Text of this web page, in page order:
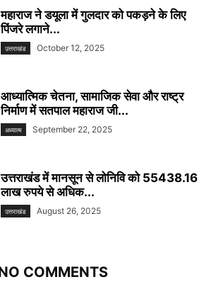
महाराज ने डयूला में गुलदार को पकड़ने के लिए
पिंजरे लगाने...
उत्तराखंड October 12, 2025
आध्यात्मिक चेतना, सामाजिक सेवा और राष्ट्र
निर्माण में सतपाल महाराज जी...
अध्यात्म September 22, 2025
उत्तराखंड में मानसून से लोनिवि को 55438.16
लाख रुपये से अधिक...
उत्तराखंड August 26, 2025
COMMENTS